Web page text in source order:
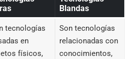
Blandas
tecnologías
en
físicos,
Son tecnologías
relacionadas con
conocimientos,